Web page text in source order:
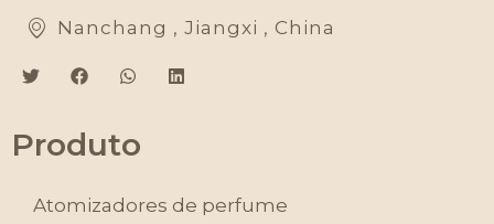
Nanchang , Jiangxi , China
Produto
Atomizadores de perfume